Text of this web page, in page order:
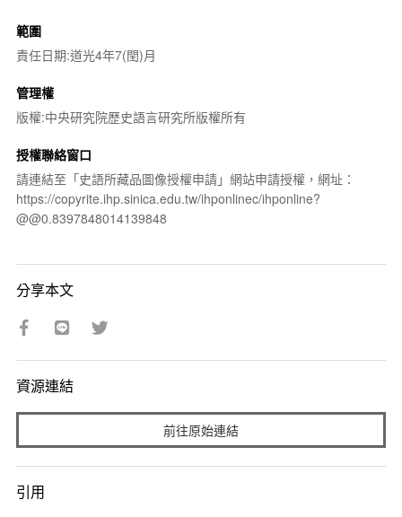
範圍
責任日期:道光4年7(閏)月
管理權
版權:中央研究院歷史語言研究所版權所有
授權聯絡窗口
請連結至「史語所藏品圖像授權申請」網站申請授權，網址：
https://copyrite.ihp.sinica.edu.tw/ihponlinec/ihponline?
@@0.8397848014139848
分享本文
資源連結
前往原始連結
引用